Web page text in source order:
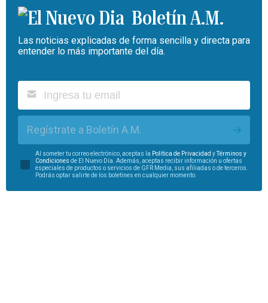
Boletín A.M.
Las noticias explicadas de forma sencilla y directa para
entender lo más importante del día.
Regístrate a Boletín A.M.
Al someter tu correo electrónico, aceptas la Política de Privacidad yTérminos y
Condiciones de El Nuevo Día. Además, aceptas recibir información u ofertas
especiales de productos o servicios de GFR Media, sus afiliadas o de terceros.
Podrás optar salirte de los boletines en cualquier momento.